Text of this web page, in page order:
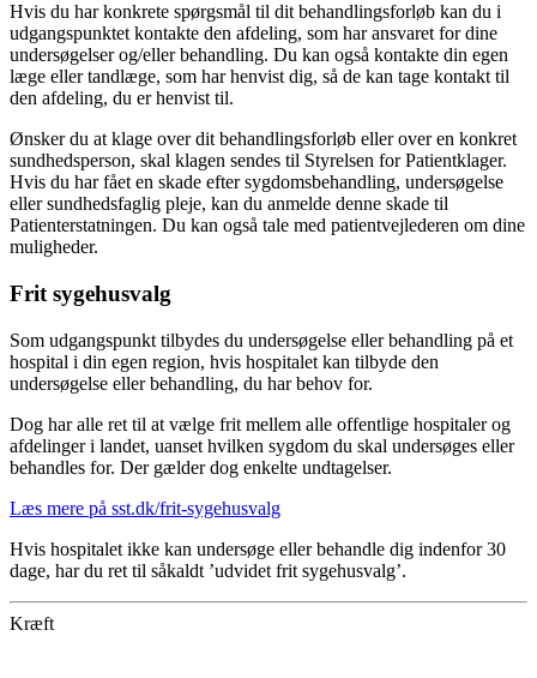
Hvis du har konkrete spørgsmål til dit behandlingsforløb kan du i
udgangspunktet kontakte den afdeling, som har ansvaret for dine
undersøgelser og/eller behandling. Du kan også kontakte din egen
læge eller tandlæge, som har henvist dig, så de kan tage kontakt til
den afdeling, du er henvist til.
Ønsker du at klage over dit behandlingsforløb eller over en konkret
sundhedsperson, skal klagen sendes til Styrelsen for Patientklager.
Hvis du har fået en skade efter sygdomsbehandling, undersøgelse
eller sundhedsfaglig pleje, kan du anmelde denne skade til
Patienterstatningen. Du kan også tale med patientvejlederen om dine
muligheder.
Frit sygehusvalg
Som udgangspunkt tilbydes du undersøgelse eller behandling på et
hospital i din egen region, hvis hospitalet kan tilbyde den
undersøgelse eller behandling, du har behov for.
Dog har alle ret til at vælge frit mellem alle offentlige hospitaler og
afdelinger i landet, uanset hvilken sygdom du skal undersøges eller
behandles for. Der gælder dog enkelte undtagelser.
Læs mere på sst.dk/frit-sygehusvalg
Hvis hospitalet ikke kan undersøge eller behandle dig indenfor 30
dage, har du ret til såkaldt ’udvidet frit sygehusvalg’.
Kræft